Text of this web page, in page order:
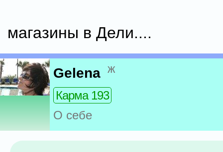
магазины в Дели....
Gelena ж
Карма 193
О себе